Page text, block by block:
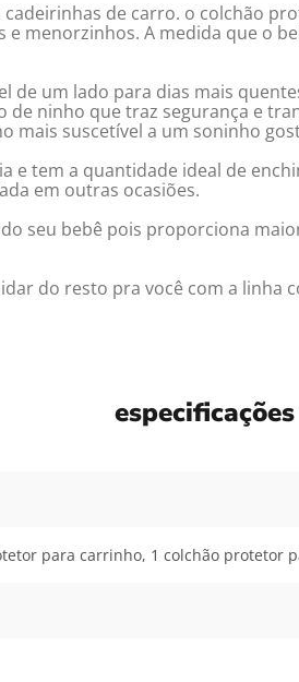
de carro. o colchão
menorzinhos. A medida que o
de um lado para dias mais
ninho que traz segurança e
mais suscetível a um soninho
e tem a quantidade ideal de
em outras ocasiões.
seu bebê pois proporciona
do resto pra você com a linha
para carrinho, 1 colchão protetor